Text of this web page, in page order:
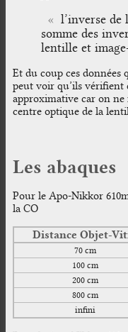
l’inverse de
somme des
lentille et
Et du coup ces données
peut voir qu’ils vérifient
approximative car on ne
centre optique de la
Les abaques
Pour le Apo-Nikkor
la CO
Distance Objet-
70 cm
100 cm
200 cm
800 cm
infini